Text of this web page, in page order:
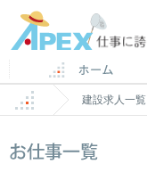
建設求人一覧